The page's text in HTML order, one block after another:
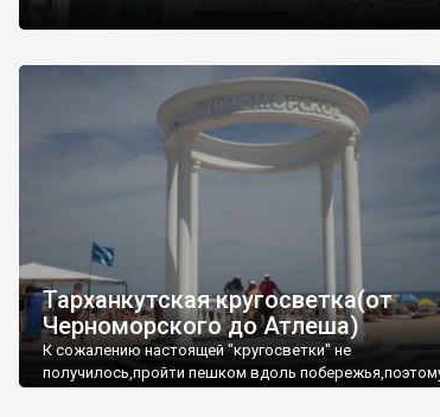
Тарханкутская кругосветка(от
Черноморского до Атлеша)
К сожалению настоящей "кругосветки" не
получилось,пройти пешком вдоль